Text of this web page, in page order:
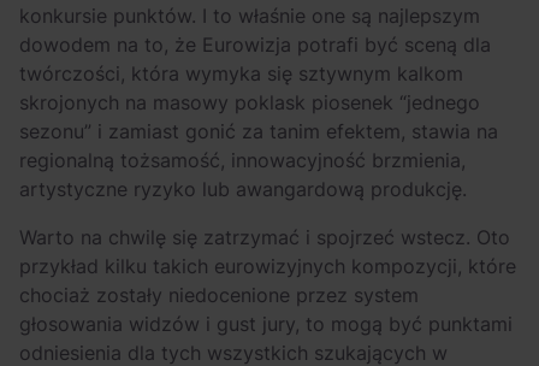
konkursie punktów. I to właśnie one są najlepszym
dowodem na to, że Eurowizja potrafi być sceną dla
twórczości, która wymyka się sztywnym kalkom
skrojonych na masowy poklask piosenek “jednego
sezonu” i zamiast gonić za tanim efektem, stawia na
regionalną tożsamość, innowacyjność brzmienia,
artystyczne ryzyko lub awangardową produkcję.
Warto na chwilę się zatrzymać i spojrzeć wstecz. Oto
przykład kilku takich eurowizyjnych kompozycji, które
chociaż zostały niedocenione przez system
głosowania widzów i gust jury, to mogą być punktami
odniesienia dla tych wszystkich szukających w